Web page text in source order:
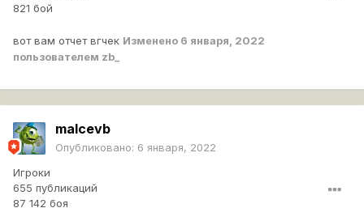
821 бой
вот вам отчет вгчек Изменено 6 января, 2022
пользователем zb_
malcevb
Опубликовано: 6 января, 2022
Игроки
655 публикаций
87 142 боя